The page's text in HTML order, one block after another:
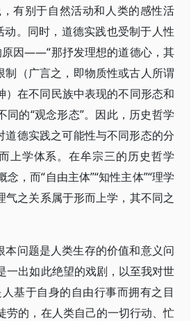
有别于自然活动和人类的感性活
。同时，道德实践也受制于人性
原因——“那抒发理想的道德心，其
（广言之，即物质性或古人所谓
在不同民族中表现的不同形态和
的“观念形态”。因此，历史哲学
德实践之可能性与不同形态的分
上学体系。在牟宗三的历史哲学
，而“自由主体”“知性主体”“理学
气之关系属于形而上学，其不同之
问题是人类生存的价值和意义问
一出如此绝望的戏剧，以至我对世
基于自身的自由行事而拥有之目
劳的，在人类自己的一切行动、忙